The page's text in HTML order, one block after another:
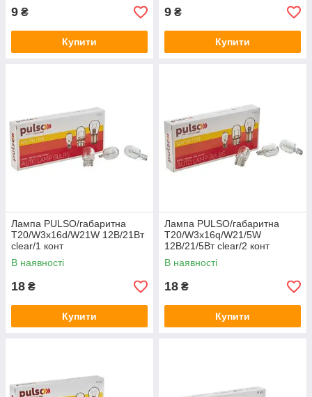
9 ₴
Купити
9 ₴
Купити
Лампа PULSO/габаритна
T20/W3x16d/W21W 12В/21Вт
clear/1 конт
В наявності
18 ₴
Купити
Лампа PULSO/габаритна
T20/W3x16q/W21/5W
12В/21/5Вт clear/2 конт
В наявності
18 ₴
Купити